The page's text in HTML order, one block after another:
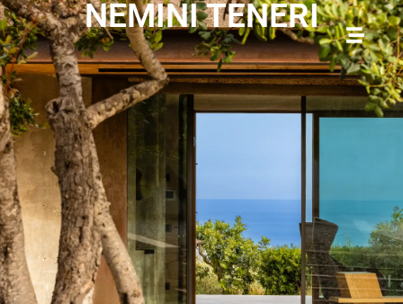
NEMINI TENERI